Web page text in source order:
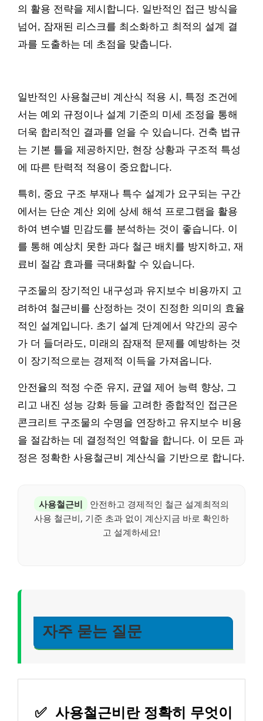
의 활용 전략을 제시합니다. 일반적인 접근 방식을
넘어, 잠재된 리스크를 최소화하고 최적의 설계 결
과를 도출하는 데 초점을 맞춥니다.
일반적인 사용철근비 계산식 적용 시, 특정 조건에
서는 예외 규정이나 설계 기준의 미세 조정을 통해
더욱 합리적인 결과를 얻을 수 있습니다. 건축 법규
는 기본 틀을 제공하지만, 현장 상황과 구조적 특성
에 따른 탄력적 적용이 중요합니다.
특히, 중요 구조 부재나 특수 설계가 요구되는 구간
에서는 단순 계산 외에 상세 해석 프로그램을 활용
하여 변수별 민감도를 분석하는 것이 좋습니다. 이
를 통해 예상치 못한 과다 철근 배치를 방지하고, 재
료비 절감 효과를 극대화할 수 있습니다.
구조물의 장기적인 내구성과 유지보수 비용까지 고
려하여 철근비를 산정하는 것이 진정한 의미의 효율
적인 설계입니다. 초기 설계 단계에서 약간의 공수
가 더 들더라도, 미래의 잠재적 문제를 예방하는 것
이 장기적으로는 경제적 이득을 가져옵니다.
안전율의 적정 수준 유지, 균열 제어 능력 향상, 그
리고 내진 성능 강화 등을 고려한 종합적인 접근은
콘크리트 구조물의 수명을 연장하고 유지보수 비용
을 절감하는 데 결정적인 역할을 합니다. 이 모든 과
정은 정확한 사용철근비 계산식을 기반으로 합니다.
사용철근비
안전하고 경제적인 철근 설계최적의
사용 철근비, 기준 초과 없이 계산지금 바로 확인하
고 설계하세요!
자주 묻는 질문
✅ 사용철근비란 정확히 무엇이